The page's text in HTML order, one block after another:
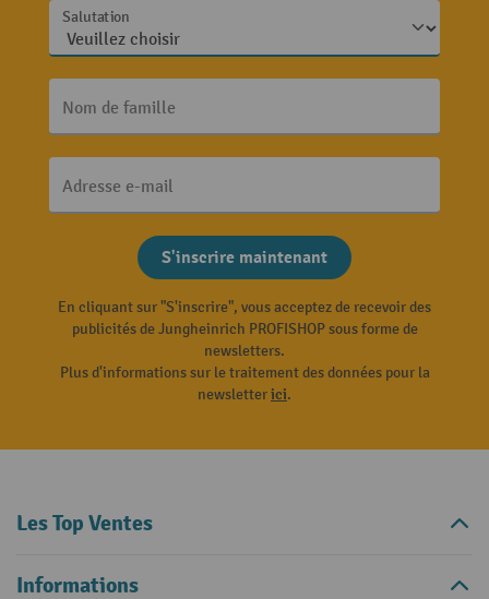
Salutation
Nom de famille
Adresse e-mail
S'inscrire maintenant
En cliquant sur "S'inscrire", vous acceptez de recevoir des
publicités de Jungheinrich PROFISHOP sous forme de
newsletters.
Plus d'informations sur le traitement des données pour la
newsletterici.
Les Top Ventes
Informations